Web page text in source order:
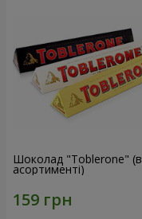
Шоколад "Toblerone" (в
асортименті)